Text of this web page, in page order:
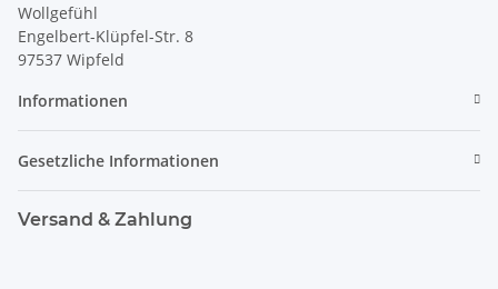
Wollgefühl
Engelbert-Klüpfel-Str. 8
97537 Wipfeld
Informationen
Gesetzliche Informationen
Versand & Zahlung